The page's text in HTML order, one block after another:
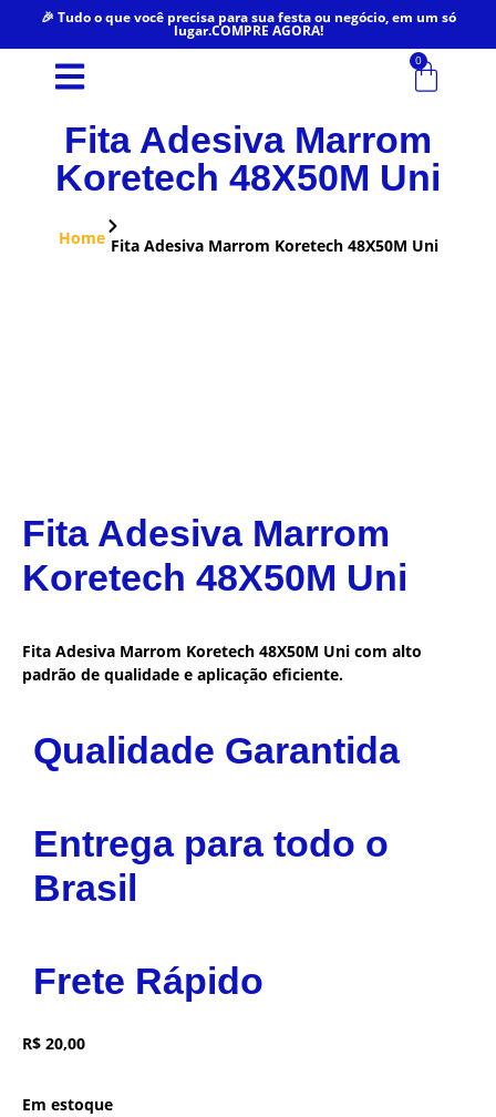
🎉 Tudo o que você precisa para sua festa ou negócio, em um só
lugar.COMPRE AGORA!
0
Fita Adesiva Marrom
Koretech 48X50M Uni
Home Fita Adesiva Marrom Koretech 48X50M Uni
Fita Adesiva Marrom
Koretech 48X50M Uni
Fita Adesiva Marrom Koretech 48X50M Uni com alto
padrão de qualidade e aplicação eficiente.
Qualidade Garantida
Entrega para todo o
Brasil
Frete Rápido
R$ 20,00
Em estoque